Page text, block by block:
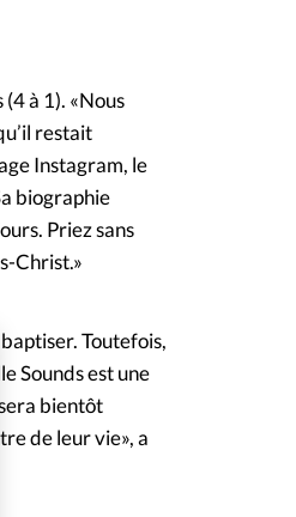
à 1). «Nous
restait
Instagram, le
biographie
Priez sans
Christ.»
Toutefois,
Sounds est une
bientôt
de leur vie», a